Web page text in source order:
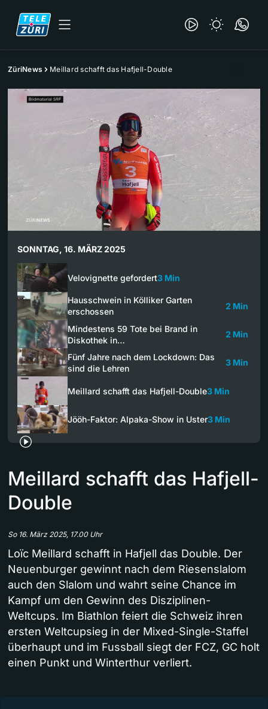
ZüriNews Meillard schafft das Hafjell-Double
SONNTAG, 16. MÄRZ 2025
Velovignette gefordert3 Min
Hausschwein in Kölliker Garten
erschossen
2 Min
Mindestens 59 Tote bei Brand in
Diskothek in…
2 Min
Fünf Jahre nach dem Lockdown: Das
sind die Lehren
3 Min
Meillard schafft das Hafjell-Double3 Min
Jööh-Faktor: Alpaka-Show in Uster3 Min
Meillard schafft das Hafjell-
Double
So 16. März 2025, 17.00 Uhr
Loïc Meillard schafft in Hafjell das Double. Der
Neuenburger gewinnt nach dem Riesenslalom
auch den Slalom und wahrt seine Chance im
Kampf um den Gewinn des Disziplinen-
Weltcups. Im Biathlon feiert die Schweiz ihren
ersten Weltcupsieg in der Mixed-Single-Staffel
überhaupt und im Fussball siegt der FCZ, GC holt
einen Punkt und Winterthur verliert.